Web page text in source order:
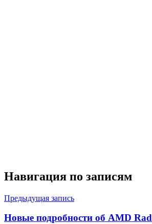
Навигация по записям
Предыдущая запись
Новые подробности об AMD